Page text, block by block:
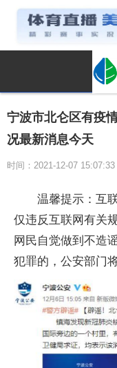
宁波市北仑区有疫
况最新消息今天
时间：2021-12-07
温馨提示：互
仅违反互联网有关
网民自觉做到不造
犯罪的，公安部门